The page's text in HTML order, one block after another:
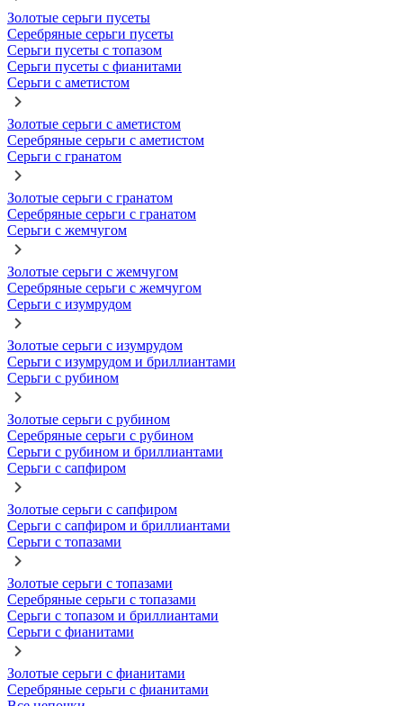
Золотые серьги пусеты
Серебряные серьги пусеты
Серьги пусеты с топазом
Серьги пусеты с фианитами
Серьги с аметистом
Золотые серьги с аметистом
Серебряные серьги с аметистом
Серьги с гранатом
Золотые серьги с гранатом
Серебряные серьги с гранатом
Серьги с жемчугом
Золотые серьги с жемчугом
Серебряные серьги с жемчугом
Серьги с изумрудом
Золотые серьги с изумрудом
Серьги с изумрудом и бриллиантами
Серьги с рубином
Золотые серьги с рубином
Серебряные серьги с рубином
Серьги с рубином и бриллиантами
Серьги с сапфиром
Золотые серьги с сапфиром
Серьги с сапфиром и бриллиантами
Серьги с топазами
Золотые серьги с топазами
Серебряные серьги с топазами
Серьги с топазом и бриллиантами
Серьги с фианитами
Золотые серьги с фианитами
Серебряные серьги с фианитами